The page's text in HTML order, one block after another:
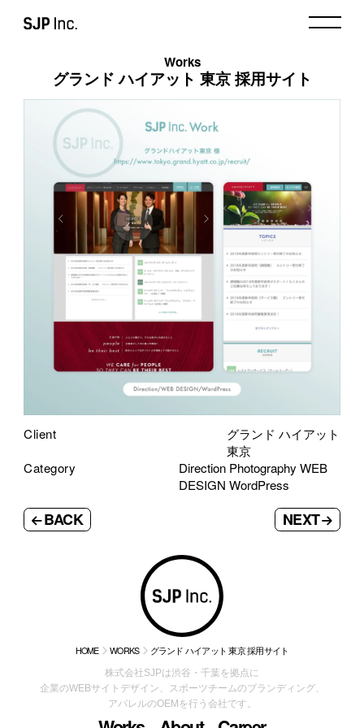
Works
グランド ハイアット 東京 採用サイト
Client
グランド ハイアット
東京
Category
Direction Photography WEB
DESIGN WordPress
BACK NEXT
HOME WORKS グランド ハイアット 東京 採用サイト
株式会社SJPは渋谷・千葉を拠点に
企業のWEBサイトデザイン、スポーツチームのブランディング、
アパレルのOEMを行う会社です。